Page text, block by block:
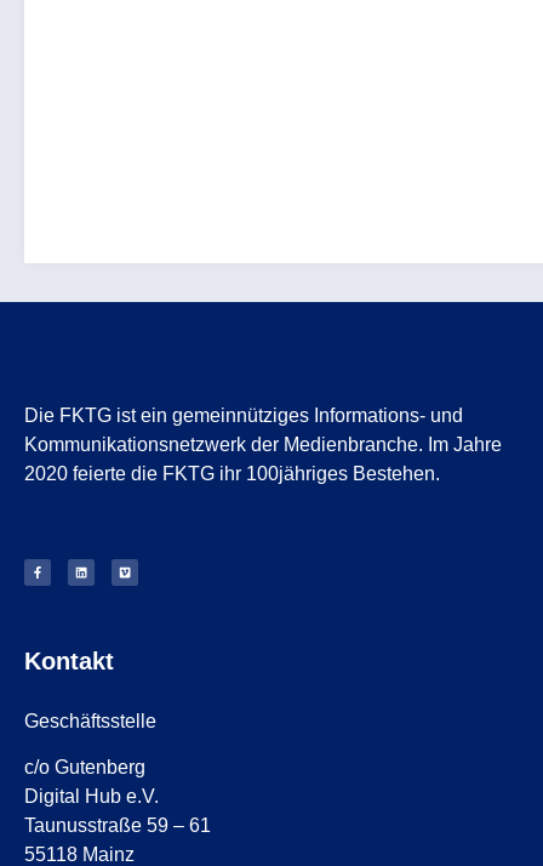
Die FKTG ist ein gemeinnütziges Informations- und
Kommunikationsnetzwerk der Medienbranche. Im Jahre
2020 feierte die FKTG ihr 100jähriges Bestehen.
Kontakt
Geschäftsstelle
c/o Gutenberg
Digital Hub e.V.
Taunusstraße 59 – 61
55118 Mainz